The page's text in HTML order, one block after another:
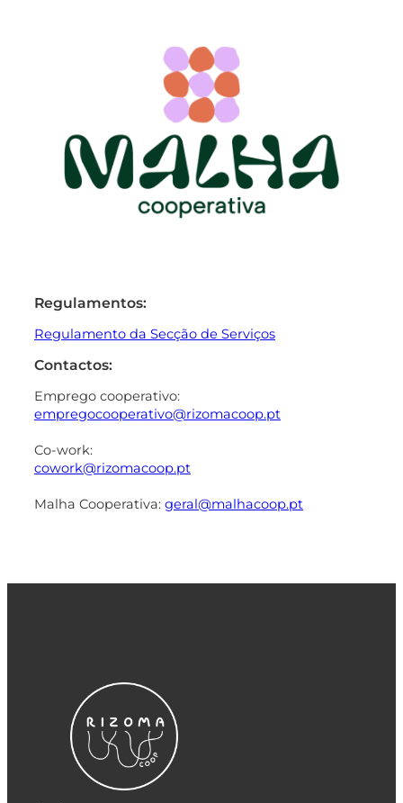
Regulamentos:
Regulamento da Secção de Serviços
Contactos:
Emprego cooperativo:
empregocooperativo@rizomacoop.pt
Co-work:
cowork@rizomacoop.pt
Malha Cooperativa: geral@malhacoop.pt